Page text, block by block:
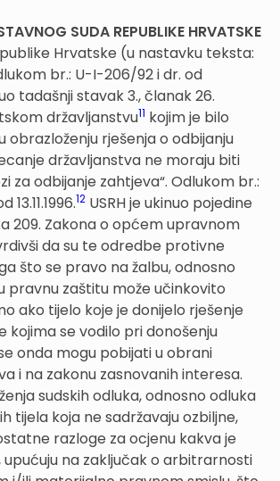
SUDA REPUBLIKE HRVATSKE
Hrvatske (u nastavku teksta:
br.: U-I-206/92 i dr. od
tadašnji stavak 3., članak 26.
državljanstvu11 kojim je bilo
obrazloženju rješenja o odbijanju
državljanstva ne moraju biti
za odbijanje zahtjeva“. Odlukom br.:
12 USRH je ukinuo pojedine
209. Zakona o općem upravnom
da su te odredbe protivne
što se pravo na žalbu, odnosno
pravnu zaštitu može učinkovito
ako tijelo koje je donijelo rješenje
kojima se vodilo pri donošenju
onda mogu pobijati u obrani
i na zakonu zasnovanih interesa.
sudskih odluka, odnosno odluka
tijela koja ne sadržavaju ozbiljne,
razloge za ocjenu kakva je
na zaključak o arbitrarnosti